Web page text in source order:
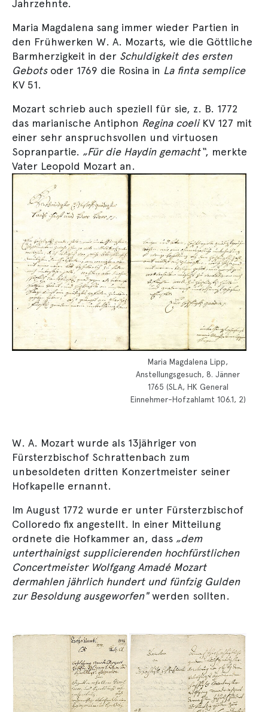
Maria Magdalena Lipp,
Anstellungsgesuch, 8. Jänner
1765 (SLA, HK General
Einnehmer-Hofzahlamt 106.1, 2)
Jahrzehnte.
Maria Magdalena sang immer wieder Partien in
den Frühwerken W. A. Mozarts, wie die Göttliche
Barmherzigkeit in der Schuldigkeit des ersten
Gebots oder 1769 die Rosina in La finta semplice
KV 51.
Mozart schrieb auch speziell für sie, z. B. 1772
das marianische Antiphon Regina coeliKV 127 mit
einer sehr anspruchsvollen und virtuosen
Sopranpartie. „Für die Haydin gemacht“, merkte
Vater Leopold Mozart an.
W. A. Mozart wurde als 13jähriger von
Fürsterzbischof Schrattenbach zum
unbesoldeten dritten Konzertmeister seiner
Hofkapelle ernannt.
Im August 1772 wurde er unter Fürsterzbischof
Colloredo fix angestellt. In einer Mitteilung
ordnete die Hofkammer an, dass „dem
unterthainigst supplicierenden hochfürstlichen
Concertmeister Wolfgang Amadé Mozart
dermahlen jährlich hundert und fünfzig Gulden
zur Besoldung ausgeworfen"werden sollten.